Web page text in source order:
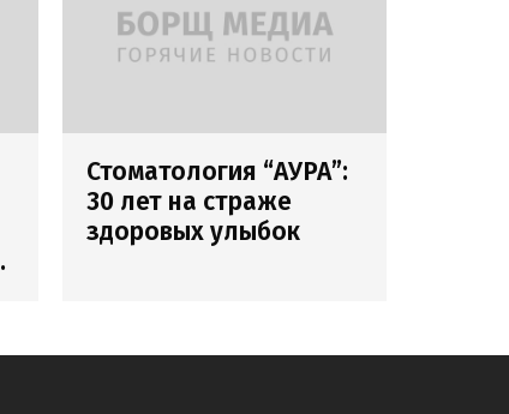
Стоматология “АУРА”:
30 лет на страже
здоровых улыбок